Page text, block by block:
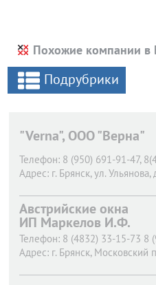
Похожие компании в
Подрубрики
"Verna", ООО "Верна"
Телефон: 8 (950) 691-91-47,
Адрес: г. Брянск, ул.
Австрийские окна
ИП Маркелов И.Ф.
Телефон: 8 (4832) 33-15-73 8
Адрес: г. Брянск, Московский